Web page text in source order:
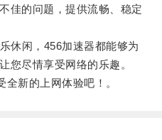
佳的问题，提供流畅、稳定
闲，456加速器都能够为
您尽情享受网络的乐趣。
新的上网体验吧！。